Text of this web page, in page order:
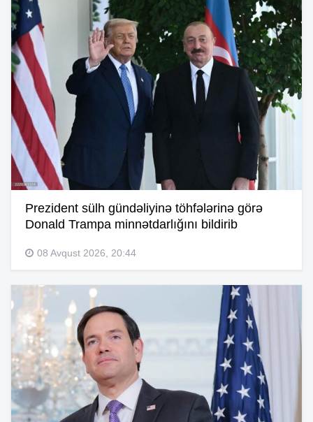
Prezident sülh gündəliyinə töhfələrinə görə
Donald Trampa minnətdarlığını bildirib
08 Avqust 2026, 20:44